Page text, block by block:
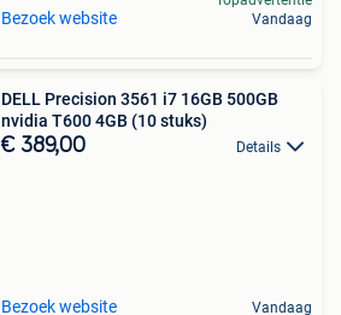
Bezoek website
Vandaag
DELL Precision 3561 i7 16GB 500GB
nvidia T600 4GB (10 stuks)
€ 389,00 Details
Bezoek website Vandaag